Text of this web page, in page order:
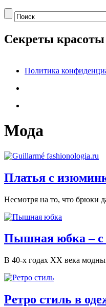
Секреты красоты
Политика
Мода
Платья с
Несмотря на то, что брюки
Пышная юбка – с
В 40-х годах ХХ века
Ретро стиль в